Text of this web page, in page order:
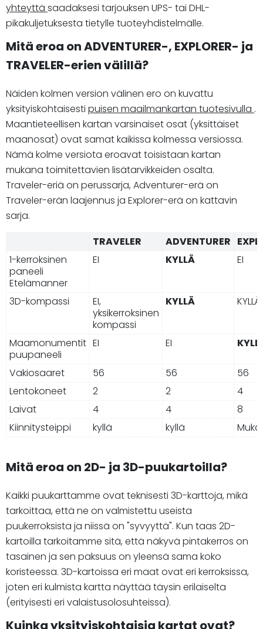
yhteyttä saadaksesi tarjouksen UPS- tai DHL-
pikakuljetuksesta tietylle tuoteyhdistelmälle.
Mitä eroa on ADVENTURER-, EXPLORER- ja
TRAVELER-erien välillä?
Näiden kolmen version välinen ero on kuvattu
yksityiskohtaisesti puisen maailmankartan tuotesivulla .
Maantieteellisen kartan varsinaiset osat (yksittäiset
maanosat) ovat samat kaikissa kolmessa versiossa.
Nämä kolme versiota eroavat toisistaan kartan
mukana toimitettavien lisätarvikkeiden osalta.
Traveler-eriä on perussarja, Adventurer-erä on
Traveler-erän laajennus ja Explorer-erä on kattavin
sarja.
TRAVELER
ADVENTURER
1-kerroksinen
paneeli
Etelämanner
EI KYLLÄ EI
3D-kompassi
EI,
yksikerroksinen
kompassi
KYLLÄ KYLLÄ
Maamonumentit
puupaneeli
EI EI
Vakiosaaret 56 56
56
Lentokoneet
2 2
4
Laivat
4 4
8
Kiinnitysteippi
kyllä kyllä
Mitä eroa on 2D- ja 3D-puukartoilla?
Kaikki puukarttamme ovat teknisesti 3D-karttoja, mikä
tarkoittaa, että ne on valmistettu useista
puukerroksista ja niissä on "syvyyttä". Kun taas 2D-
kartoilla tarkoitamme sitä, että näkyvä pintakerros on
tasainen ja sen paksuus on yleensä sama koko
koristeessa. 3D-kartoissa eri maat ovat eri kerroksissa,
joten eri kulmista kartta näyttää täysin erilaiselta
(erityisesti eri valaistusolosuhteissa).
Kuinka yksityiskohtaisia kartat ovat?